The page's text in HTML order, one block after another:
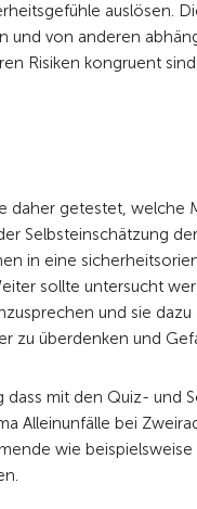
auslösen.
und von anderen
Risiken kongruent sind.
daher getestet, welche
Selbsteinschätzung
in eine
sollte untersucht
und sie
zu überdenken und
dass mit den Quiz- und
Alleinunfälle bei
wie